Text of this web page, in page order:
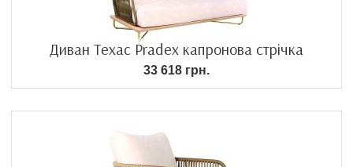
Диван Техас Pradex капронова стрічка
33 618 грн.